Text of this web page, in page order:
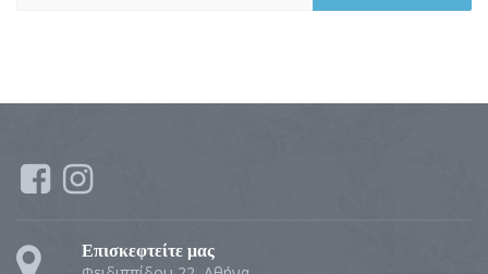
Επισκεφτείτε μας